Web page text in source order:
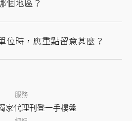
個地區？
位時，應重點留意甚麼？
服務
家代理刊登一手樓盤